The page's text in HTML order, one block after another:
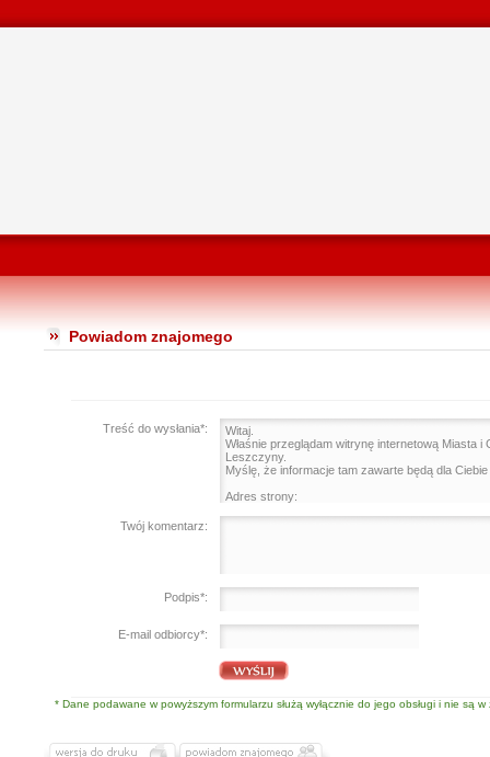
Powiadom znajomego
Treść do wysłania*:
Twój komentarz:
Podpis*:
E-mail odbiorcy*:
* Dane podawane w powyższym formularzu służą wyłącznie do jego obsługi i nie są